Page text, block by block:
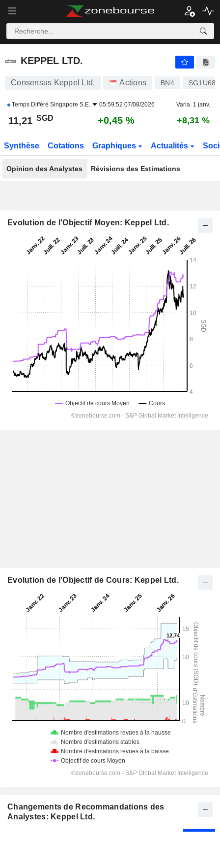
KEPPEL LTD.
KEPPEL LTD.
Consensus Keppel Ltd. Actions BN4
Temps Différé Singapore S.E. 05:59:52 07/08/2026 Varia. 1 janv.
11,21 SGD +0,45 % +8,31 %
Synthèse Cotations Graphiques Actualités
Opinion des Analystes Révisions des Estimations
Evolution de l'Objectif Moyen: Keppel Ltd.
Evolution de l'Objectif de Cours: Keppel Ltd.
Changements de Recommandations des
Analystes: Keppel Ltd.